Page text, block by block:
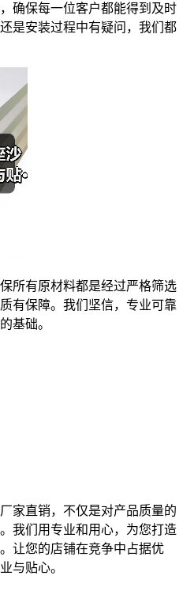
确保每一位客户都能得到及时
是安装过程中有疑问，我们都
所有原材料都是经过严格筛选
有保障。我们坚信，专业可靠
基础。
家直销，不仅是对产品质量的
我们用专业和用心，为您打造
让您的店铺在竞争中占据优
与贴心。